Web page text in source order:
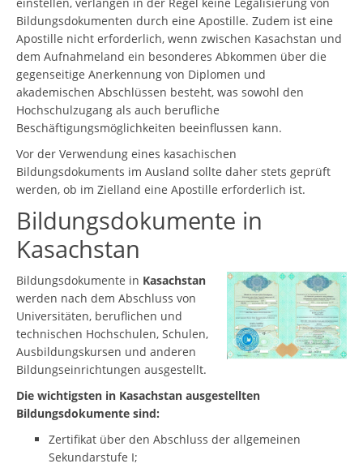
Bildungsdokumenten durch eine Apostille. Zudem ist eine
Apostille nicht erforderlich, wenn zwischen Kasachstan und
dem Aufnahmeland ein besonderes Abkommen über die
gegenseitige Anerkennung von Diplomen und
akademischen Abschlüssen besteht, was sowohl den
Hochschulzugang als auch berufliche
Beschäftigungsmöglichkeiten beeinflussen kann.
Vor der Verwendung eines kasachischen
Bildungsdokuments im Ausland sollte daher stets geprüft
werden, ob im Zielland eine Apostille erforderlich ist.
Bildungsdokumente in
Kasachstan
Bildungsdokumente in Kasachstan
werden nach dem Abschluss von
Universitäten, beruflichen und
technischen Hochschulen, Schulen,
Ausbildungskursen und anderen
Bildungseinrichtungen ausgestellt.
Die wichtigsten in Kasachstan ausgestellten
Bildungsdokumente sind:
Zertifikat über den Abschluss der allgemeinen
Sekundarstufe I;